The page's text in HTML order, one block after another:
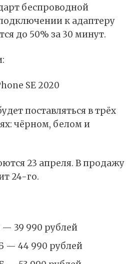
беспроводной
к адаптеру
до 50% за 30 минут.
поставляться в трёх
чёрном, белом и
23 апреля. В продажу
24-го.
— 39 990 рублей
— 44 990 рублей